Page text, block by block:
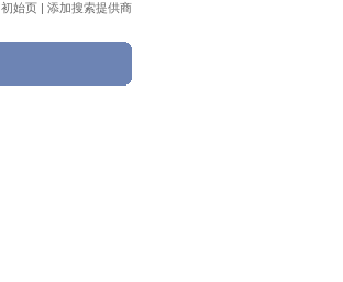
初始页 | 添加搜索提供商